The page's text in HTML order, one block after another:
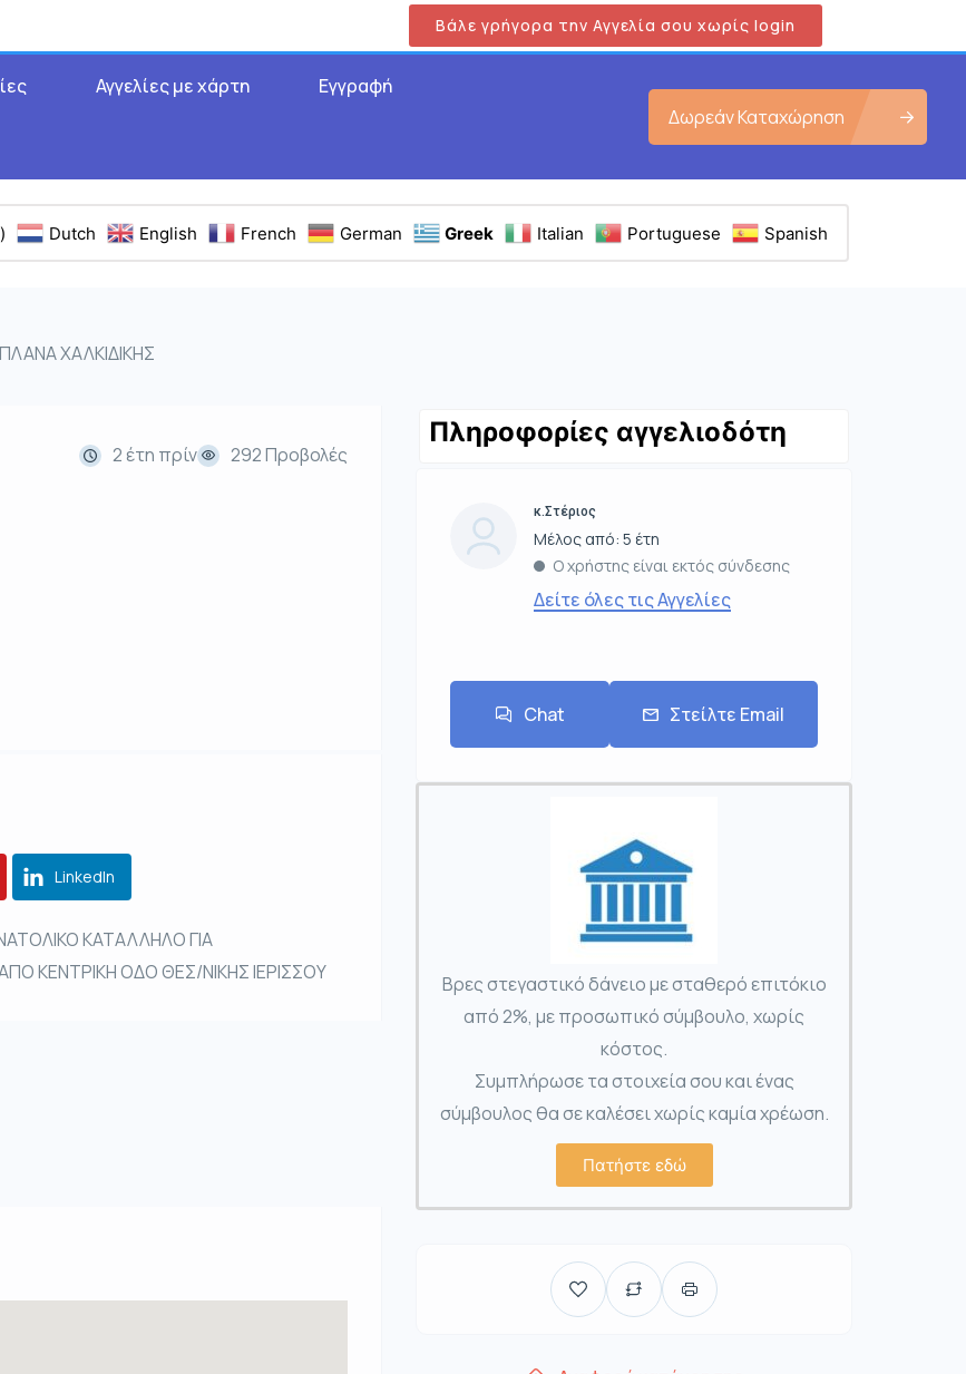
Βάλε γρήγορα την Αγγελία σου χωρίς login
Αγγελίες με χάρτη Εγγραφή
Δωρεάν Καταχώρηση
Dutch English French German Greek Italian Portuguese Spanish
ΠΛΑΝΑ ΧΑΛΚΙΔΙΚΗΣ
2 έτη πρίν 292 Προβολές
LinkedIn
ΚΑΤΑΛΛΗΛΟ ΓΙΑ
ΚΕΝΤΡΙΚΗ ΟΔΟ ΘΕΣ/ΝΙΚΗΣ ΙΕΡΙΣΣΟΥ
Πληροφορίες αγγελιοδότη
κ.Στέριος
Μέλος από: 5 έτη
Ο χρήστης είναι εκτός σύνδεσης
Δείτε όλες τις Αγγελίες
Chat Στείλτε Email
Βρες στεγαστικό δάνειο με σταθερό επιτόκιο
από 2%, με προσωπικό σύμβουλο, χωρίς
κόστος.
Συμπλήρωσε τα στοιχεία σου και ένας
σύμβουλος θα σε καλέσει χωρίς καμία χρέωση.
Πατήστε εδώ